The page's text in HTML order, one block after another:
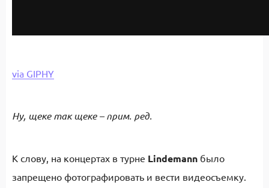
via GIPHY
Ну, щеке так щеке– прим. ред.
К слову, на концертах в турне Lindemann было
запрещено фотографировать и вести видеосъемку.